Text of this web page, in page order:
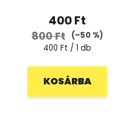
400 Ft
800 Ft
(–50 %)
Egységár:
400 Ft / 1 db
KOSÁRBA